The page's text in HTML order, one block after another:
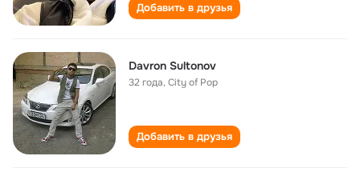
Добавить в друзья
Davron Sultonov
32 года,City of Pop
Добавить в друзья